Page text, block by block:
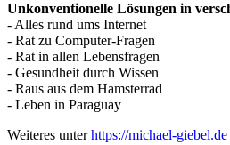
Unkonventionelle Lösungen in
- Alles rund ums Internet
- Rat zu Computer-Fragen
- Rat in allen Lebensfragen
- Gesundheit durch Wissen
- Raus aus dem Hamsterrad
- Leben in Paraguay
Weiteres unterhttps://michael-giebel.de